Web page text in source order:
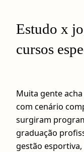
Estudo x
cursos
Muita gente
com cenário
surgiram
graduação
gestão